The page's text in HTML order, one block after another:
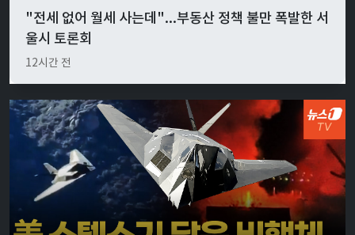
"전세 없어 월세 사는데"...부동산 정책 불만 폭발한 서
울시 토론회
12시간 전